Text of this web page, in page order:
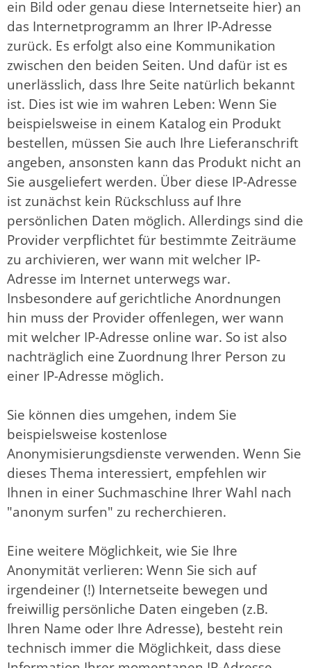
ein Bild oder genau diese Internetseite hier) an
das Internetprogramm an Ihrer IP-Adresse
zurück. Es erfolgt also eine Kommunikation
zwischen den beiden Seiten. Und dafür ist es
unerlässlich, dass Ihre Seite natürlich bekannt
ist. Dies ist wie im wahren Leben: Wenn Sie
beispielsweise in einem Katalog ein Produkt
bestellen, müssen Sie auch Ihre Lieferanschrift
angeben, ansonsten kann das Produkt nicht an
Sie ausgeliefert werden. Über diese IP-Adresse
ist zunächst kein Rückschluss auf Ihre
persönlichen Daten möglich. Allerdings sind die
Provider verpflichtet für bestimmte Zeiträume
zu archivieren, wer wann mit welcher IP-
Adresse im Internet unterwegs war.
Insbesondere auf gerichtliche Anordnungen
hin muss der Provider offenlegen, wer wann
mit welcher IP-Adresse online war. So ist also
nachträglich eine Zuordnung Ihrer Person zu
einer IP-Adresse möglich.
Sie können dies umgehen, indem Sie
beispielsweise kostenlose
Anonymisierungsdienste verwenden. Wenn Sie
dieses Thema interessiert, empfehlen wir
Ihnen in einer Suchmaschine Ihrer Wahl nach
"anonym surfen" zu recherchieren.
Eine weitere Möglichkeit, wie Sie Ihre
Anonymität verlieren: Wenn Sie sich auf
irgendeiner (!) Internetseite bewegen und
freiwillig persönliche Daten eingeben (z.B.
Ihren Name oder Ihre Adresse), besteht rein
technisch immer die Möglichkeit, dass diese